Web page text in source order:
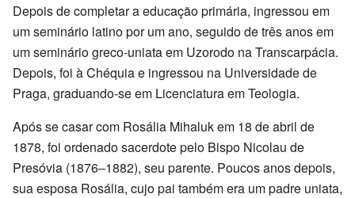
Depois de completar a educação primária, ingressou em
um seminário latino por um ano, seguido de três anos em
um seminário greco-uniata em Uzorodo na Transcarpácia.
Depois, foi à Chéquia e ingressou na Universidade de
Praga, graduando-se em Licenciatura em Teologia.
Após se casar com Rosália Mihaluk em 18 de abril de
1878, foi ordenado sacerdote pelo Bispo Nicolau de
Presóvia (1876–1882), seu parente. Poucos anos depois,
sua esposa Rosália, cujo pai também era um padre uniata,